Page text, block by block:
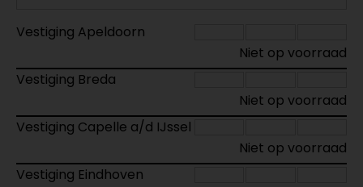
Vestiging Apeldoorn
Niet op voorraad
Vestiging Breda
Niet op voorraad
Vestiging Capelle a/d IJssel
Niet op voorraad
Vestiging Eindhoven